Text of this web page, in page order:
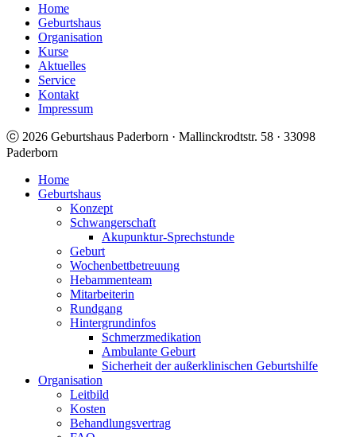
Home
Geburtshaus
Organisation
Kurse
Aktuelles
Service
Kontakt
Impressum
ⓒ 2026 Geburtshaus Paderborn · Mallinckrodtstr. 58 · 33098
Paderborn
Home
Geburtshaus
Konzept
Schwangerschaft
Akupunktur-Sprechstunde
Geburt
Wochenbettbetreuung
Hebammenteam
Mitarbeiterin
Rundgang
Hintergrundinfos
Schmerzmedikation
Ambulante Geburt
Sicherheit der außerklinischen Geburtshilfe
Organisation
Leitbild
Kosten
Behandlungsvertrag